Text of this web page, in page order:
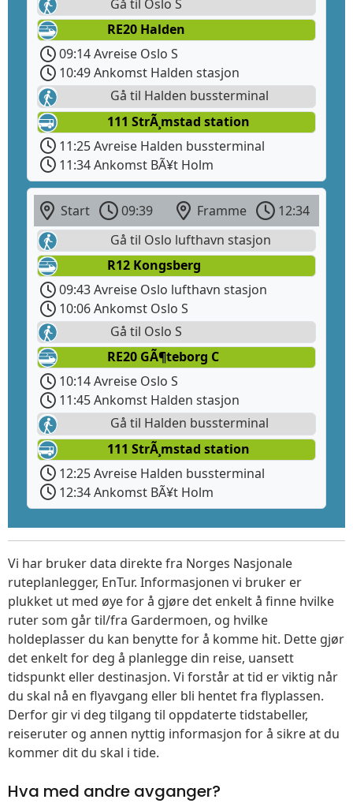
Gå til Oslo S
RE20 Halden
09:14 Avreise Oslo S
10:49 Ankomst Halden stasjon
Gå til Halden bussterminal
111 StrÃ¸mstad station
11:25 Avreise Halden bussterminal
11:34 Ankomst BÃ¥t Holm
Start 09:39 Framme
12:34
Gå til Oslo lufthavn stasjon
R12 Kongsberg
09:43 Avreise Oslo lufthavn stasjon
10:06 Ankomst Oslo S
Gå til Oslo S
RE20 GÃ¶teborg C
10:14 Avreise Oslo S
11:45 Ankomst Halden stasjon
Gå til Halden bussterminal
111 StrÃ¸mstad station
12:25 Avreise Halden bussterminal
12:34 Ankomst BÃ¥t Holm
Vi har bruker data direkte fra Norges Nasjonale
ruteplanlegger, EnTur. Informasjonen vi bruker er
plukket ut med øye for å gjøre det enkelt å finne hvilke
ruter som går til/fra Gardermoen, og hvilke
holdeplasser du kan benytte for å komme hit. Dette gjør
det enkelt for deg å planlegge din reise, uansett
tidspunkt eller destinasjon. Vi forstår at tid er viktig når
du skal nå en flyavgang eller bli hentet fra flyplassen.
Derfor gir vi deg tilgang til oppdaterte tidstabeller,
reiseruter og annen nyttig informasjon for å sikre at du
kommer dit du skal i tide.
Hva med andre avganger?